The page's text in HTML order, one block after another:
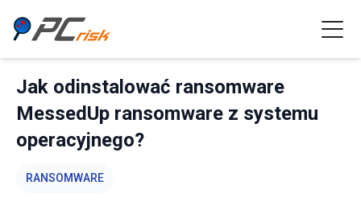
Jak odinstalować ransomware
MessedUp ransomware z systemu
operacyjnego?
RANSOMWARE